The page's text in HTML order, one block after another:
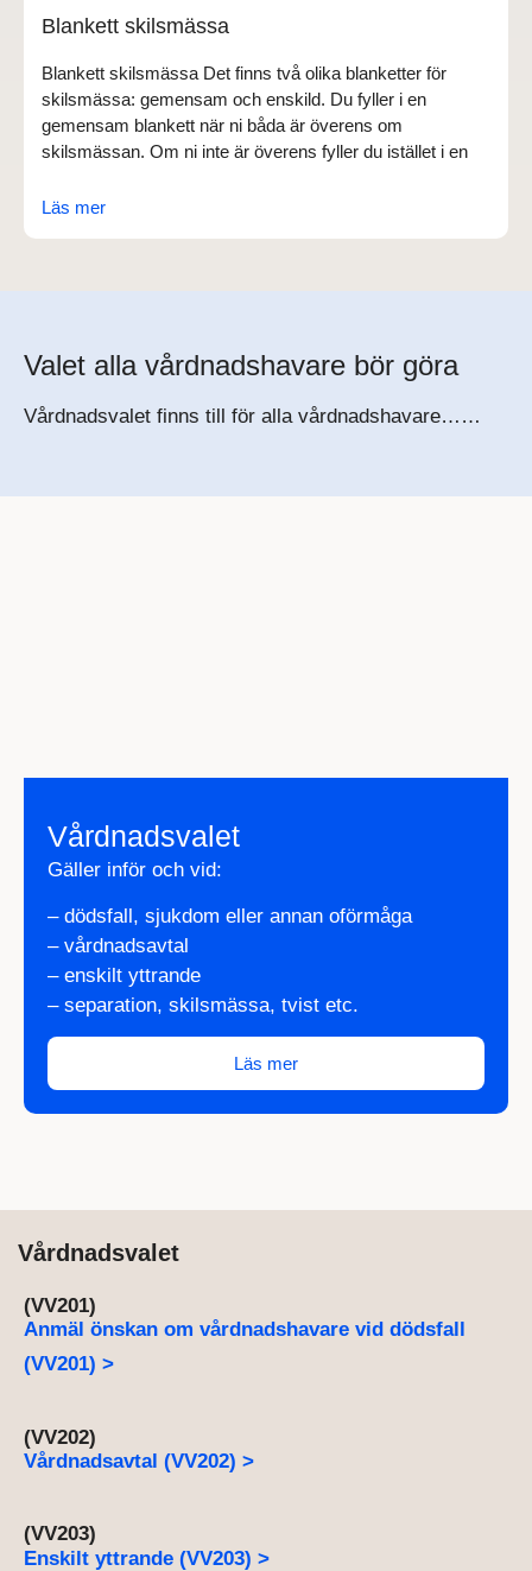
Blankett skilsmässa
Blankett skilsmässa Det finns två olika blanketter för
skilsmässa: gemensam och enskild. Du fyller i en
gemensam blankett när ni båda är överens om
skilsmässan. Om ni inte är överens fyller du istället i en
Läs mer
Valet alla vårdnadshavare bör göra
Vårdnadsvalet finns till för alla vårdnadshavare……
Vårdnadsvalet
Gäller inför och vid:
– dödsfall, sjukdom eller annan oförmåga
– vårdnadsavtal
– enskilt yttrande
– separation, skilsmässa, tvist etc.
Läs mer
Vårdnadsvalet
(VV201)
Anmäl önskan om vårdnadshavare vid dödsfall
(VV201) >
(VV202)
Vårdnadsavtal (VV202) >
(VV203)
Enskilt yttrande (VV203) >